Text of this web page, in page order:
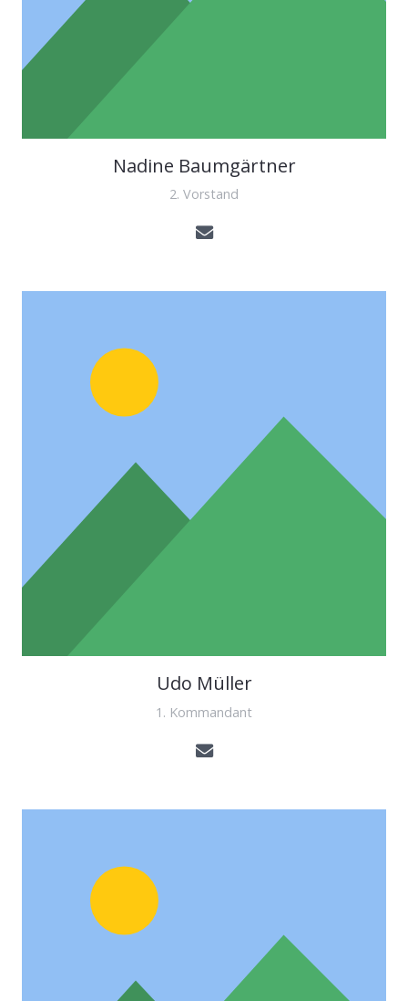
Nadine Baumgärtner
2. Vorstand
Udo Müller
1. Kommandant